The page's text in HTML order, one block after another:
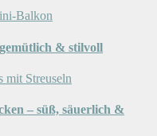
& stilvoll
– süß, säuerlich &